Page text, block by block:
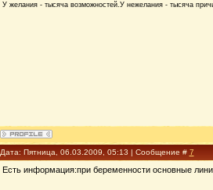
У желания - тысяча возможностей.У нежелания - тысяча
Дата: Пятница, 06.03.2009, 05:13 | Сообщение # 7
Есть информация:при беременности основные